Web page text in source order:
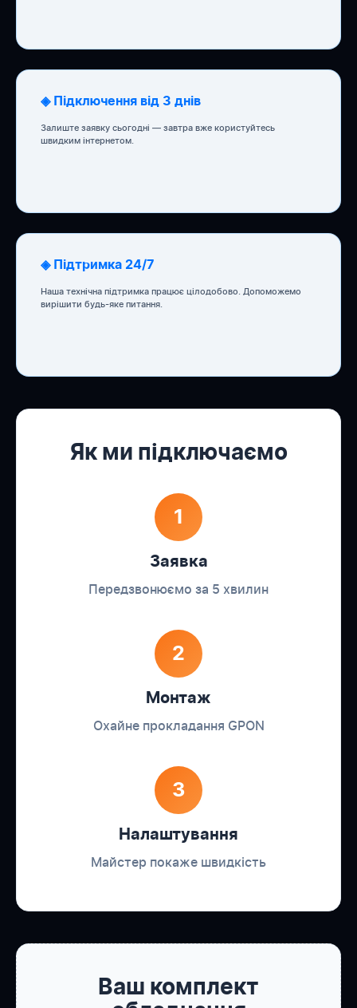
◈ Підключення від 3 днів
Залиште заявку сьогодні — завтра вже користуйтесь
швидким інтернетом.
◈ Підтримка 24/7
Наша технічна підтримка працює цілодобово. Допоможемо
вирішити будь-яке питання.
Як ми підключаємо
1
Заявка
Передзвонюємо за 5 хвилин
2
Монтаж
Охайне прокладання GPON
3
Налаштування
Майстер покаже швидкість
Ваш комплект